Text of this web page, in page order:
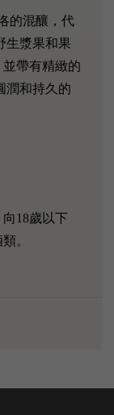
的混釀，代
生漿果和果
帶有精緻的
潤和持久的
18歲以下
。